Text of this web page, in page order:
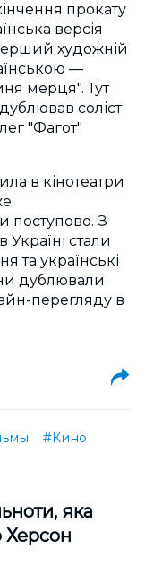
прокату
версія
художній
—
мерця". Тут
соліст
"Фагот"
в кінотеатри
поступово. З
стали
та українські
дублювали
перегляду в
#Кино
яка
Херсон